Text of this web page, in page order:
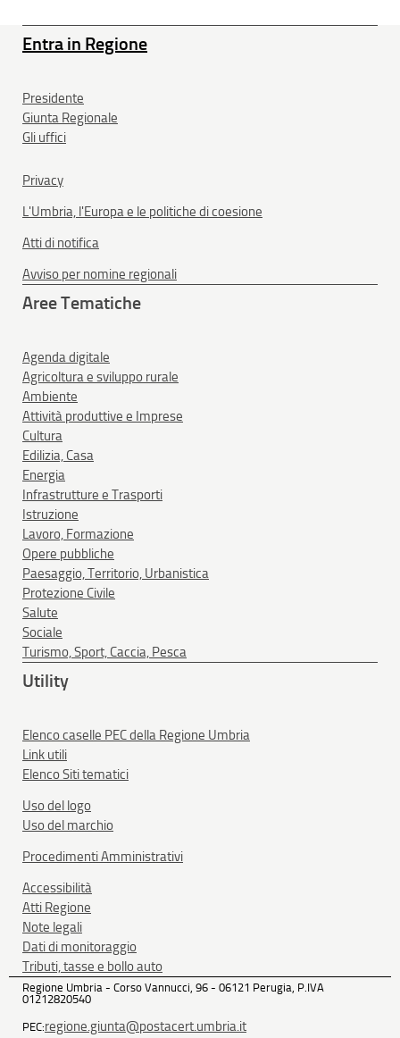
Entra in Regione
Presidente
Giunta Regionale
Gli uffici
Privacy
L'Umbria, l'Europa e le politiche di coesione
Atti di notifica
Avviso per nomine regionali
Aree Tematiche
Agenda digitale
Agricoltura e sviluppo rurale
Ambiente
Attività produttive e Imprese
Cultura
Edilizia, Casa
Energia
Infrastrutture e Trasporti
Istruzione
Lavoro, Formazione
Opere pubbliche
Paesaggio, Territorio, Urbanistica
Protezione Civile
Salute
Sociale
Turismo, Sport, Caccia, Pesca
Utility
Elenco caselle PEC della Regione Umbria
Link utili
Elenco Siti tematici
Uso del logo
Uso del marchio
Procedimenti Amministrativi
Accessibilità
Atti Regione
Note legali
Dati di monitoraggio
Tributi, tasse e bollo auto
Regione Umbria - Corso Vannucci, 96 - 06121 Perugia, P.IVA
01212820540
PEC:regione.giunta@postacert.umbria.it